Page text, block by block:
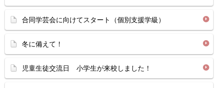
合同学芸会に向けてスタート（個別支援学級）
冬に備えて！
児童生徒交流日 小学生が来校しました！